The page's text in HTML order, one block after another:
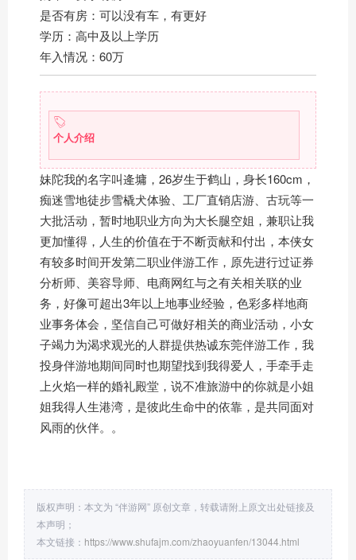
是否有房：可以没有车，有更好
学历：高中及以上学历
年入情况：60万
个人介绍
妹陀我的名字叫逄墉，26岁生于鹤山，身长160cm，
痴迷雪地徒步雪橇犬体验、工厂直销店游、古玩等一
大批活动，暂时地职业方向为大长腿空姐，兼职让我
更加懂得，人生的价值在于不断贡献和付出，本侠女
有较多时间开发第二职业伴游工作，原先进行过证券
分析师、美容导师、电商网红与之有关相关联的业
务，好像可超出3年以上地事业经验，色彩多样地商
业事务体会，坚信自己可做好相关的商业活动，小女
子竭力为渴求观光的人群提供热诚东莞伴游工作，我
投身伴游地期间同时也期望找到我得爱人，手牵手走
上火焰一样的婚礼殿堂，说不准旅游中的你就是小姐
姐我得人生港湾，是彼此生命中的依靠，是共同面对
风雨的伙伴。。
版权声明：本文为 “伴游网” 原创文章，转载请附上原文出处链接及
本声明；
本文链接： https://www.shufajm.com/zhaoyuanfen/13044.html